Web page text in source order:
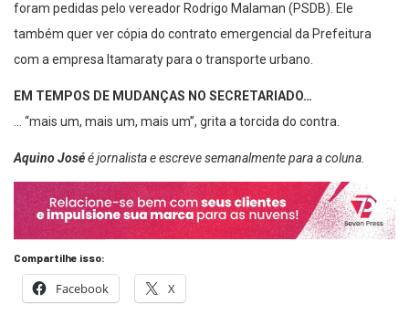
também quer ver cópia do contrato emergencial da Prefeitura
com a empresa Itamaraty para o transporte urbano.
… “mais um, mais um, mais um”, grita a torcida do contra.
Compartilhe isso:
Facebook